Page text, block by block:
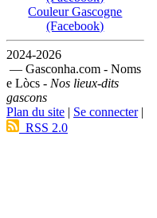
Couleur Gascogne
(Facebook)
2024-2026
— Gasconha.com - Noms
e Lòcs - Nos lieux-dits
gascons
Plan du site | Se connecter|
RSS 2.0